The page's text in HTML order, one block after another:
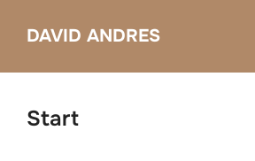
InhaltDAVID ANDRES
Start